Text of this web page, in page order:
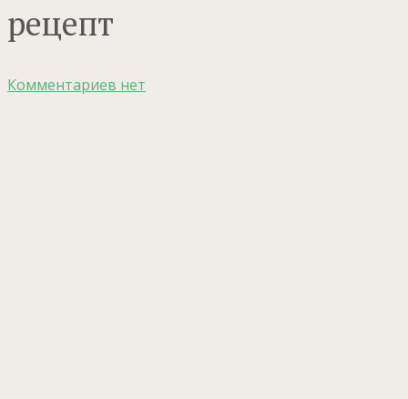
рецепт
Комментариев нет